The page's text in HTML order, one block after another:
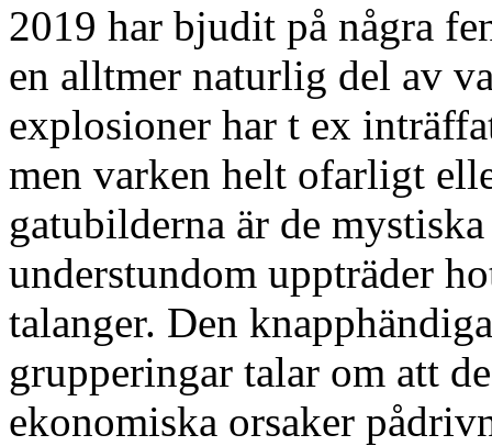
2019 har bjudit på några
en alltmer naturlig del av
explosioner har t ex
men varken helt ofarligt
gatubilderna är de
understundom uppträder
talanger. Den
grupperingar talar om att
ekonomiska orsaker